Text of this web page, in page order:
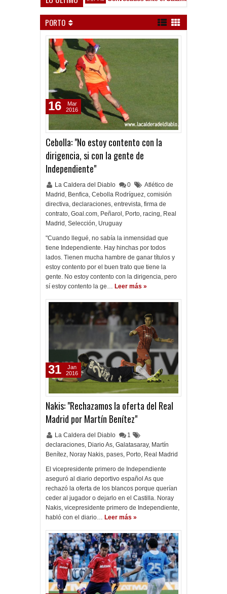
PORTO
Cebolla: "No estoy contento con la
dirigencia, si con la gente de
Independiente"
La Caldera del Diablo 0
Atlético de
Madrid , Benfica, Cebolla Rodríguez, comisión
directiva, declaraciones, entrevista, firma de
contrato, Goal.com, Peñarol , Porto, racing, Real
Madrid , Selección, Uruguay
"Cuando llegué, no sabía la inmensidad que
tiene Independiente. Hay hinchas por todos
lados. Tienen mucha hambre de ganar títulos y
estoy contento por el buen trato que tiene la
gente. No estoy contento con la dirigencia, pero
sí estoy contento la ge… Leer más »
16
Mar
2016
Nakis: "Rechazamos la oferta del Real
Madrid por Martín Benítez"
La Caldera del Diablo
1
declaraciones, Diario As, Galatasaray, Martín
Benítez, Noray Nakis, pases, Porto, Real Madrid
El vicepresidente primero de Independiente
aseguró al diario deportivo español As que
rechazó la oferta de los blancos porque querían
ceder al jugador o dejarlo en el Castilla. Noray
Nakis, vicepresidente primero de Independiente,
habló con el diario… Leer más »
31
Jan
2016